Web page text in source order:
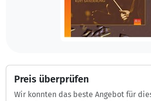
Preis überprüfen
Wir konnten das beste Angebot für